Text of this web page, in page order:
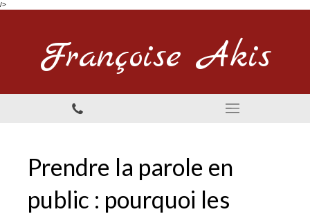
/>
Françoise Akis
Prendre la parole en
public : pourquoi les